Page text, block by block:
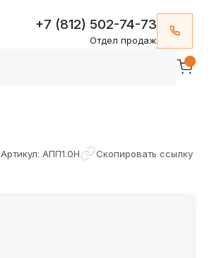
+7 (812) 502-74-73
Отдел продаж
Артикул: АПП1.0Н Скопировать ссылку